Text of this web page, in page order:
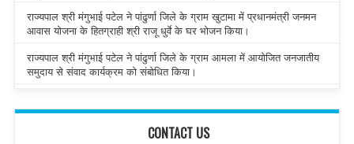
राज्यपाल श्री मंगुभाई पटेल ने पांढुर्णा जिले के ग्राम खुटामा में प्रधानमंत्री जनमन
आवास योजना के हितग्राही श्री राजू धुर्वे के घर भोजन किया।
राज्यपाल श्री मंगुभाई पटेल ने पांढुर्णा जिले के ग्राम आमला में आयोजित जनजातीय
समुदाय से संवाद कार्यक्रम को संबोधित किया।
CONTACT US